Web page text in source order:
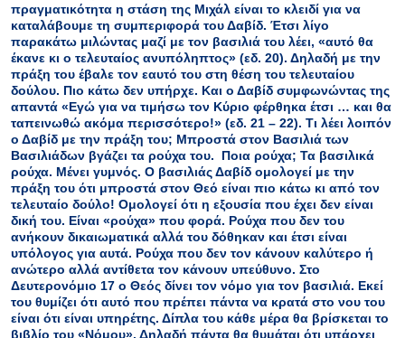
πραγματικότητα η στάση της Μιχάλ είναι το κλειδί για να
καταλάβουμε τη συμπεριφορά του Δαβίδ. Έτσι λίγο
παρακάτω μιλώντας μαζί με τον βασιλιά του λέει, «αυτό θα
έκανε κι ο τελευταίος ανυπόληπτος» (εδ. 20). Δηλαδή με την
πράξη του έβαλε τον εαυτό του στη θέση του τελευταίου
δούλου. Πιο κάτω δεν υπήρχε. Και ο Δαβίδ συμφωνώντας της
απαντά «Εγώ για να τιμήσω τον Κύριο φέρθηκα έτσι … και θα
ταπεινωθώ ακόμα περισσότερο!» (εδ. 21 – 22). Τι λέει λοιπόν
ο Δαβίδ με την πράξη του; Μπροστά στον Βασιλιά των
Βασιλιάδων βγάζει τα ρούχα του. Ποια ρούχα; Τα βασιλικά
ρούχα. Μένει γυμνός. Ο βασιλιάς Δαβίδ ομολογεί με την
πράξη του ότι μπροστά στον Θεό είναι πιο κάτω κι από τον
τελευταίο δούλο! Ομολογεί ότι η εξουσία που έχει δεν είναι
δική του. Είναι «ρούχα» που φορά. Ρούχα που δεν του
ανήκουν δικαιωματικά αλλά του δόθηκαν και έτσι είναι
υπόλογος για αυτά. Ρούχα που δεν τον κάνουν καλύτερο ή
ανώτερο αλλά αντίθετα τον κάνουν υπεύθυνο. Στο
Δευτερονόμιο 17 ο Θεός δίνει τον νόμο για τον βασιλιά. Εκεί
του θυμίζει ότι αυτό που πρέπει πάντα να κρατά στο νου του
είναι ότι είναι υπηρέτης. Δίπλα του κάθε μέρα θα βρίσκεται το
βιβλίο του «Νόμου». Δηλαδή πάντα θα θυμάται ότι υπάρχει